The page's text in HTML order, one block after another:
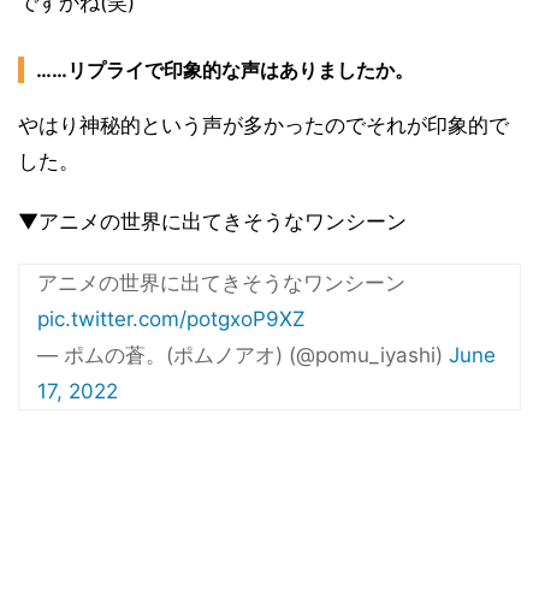
……リプライで印象的な声はありましたか。
やはり神秘的という声が多かったのでそれが印象的で
した。
▼アニメの世界に出てきそうなワンシーン
アニメの世界に出てきそうなワンシーン
pic.twitter.com/potgxoP9XZ
— ポムの蒼。(ポムノアオ) (@pomu_iyashi) June
17, 2022